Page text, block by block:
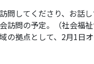
問してくださり、お話
訪問の予定。（社会福
の拠点として、2月1日オ